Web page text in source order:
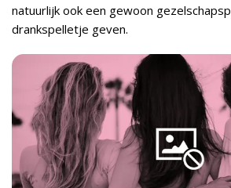
natuurlijk ook een gewoon
drankspelletje geven.